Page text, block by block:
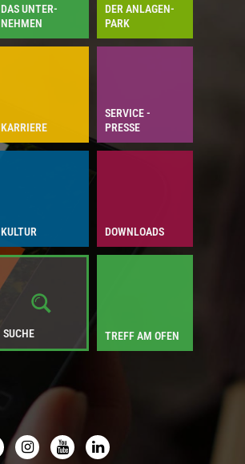
DAS UNTER­
NEHMEN
DER ANLAGEN­
PARK
KARRIERE
SERVICE -
PRESSE
KULTUR DOWN­LOADS
SUCHE TREFF AM OFEN